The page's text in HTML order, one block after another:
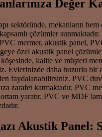
Değer
sektöründe, mekanların
çözümler
mermer, akustik panel,
özel akustik panel
köşesinde, kalite ve müşteri
Evlerinizde daha huzurlu bir
faydalanabilirsiniz. PVC
zarafet katmaktadır. PVC
yaratır. PVC ve MDF
Akustik Panel: